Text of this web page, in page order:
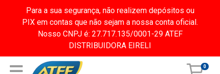
Para a sua segurança, não realizem depósitos ou
PIX em contas que não sejam a nossa conta oficial.
Nosso CNPJ é: 27.717.135/0001-29 ATEF
DISTRIBUIDORA EIRELI
0